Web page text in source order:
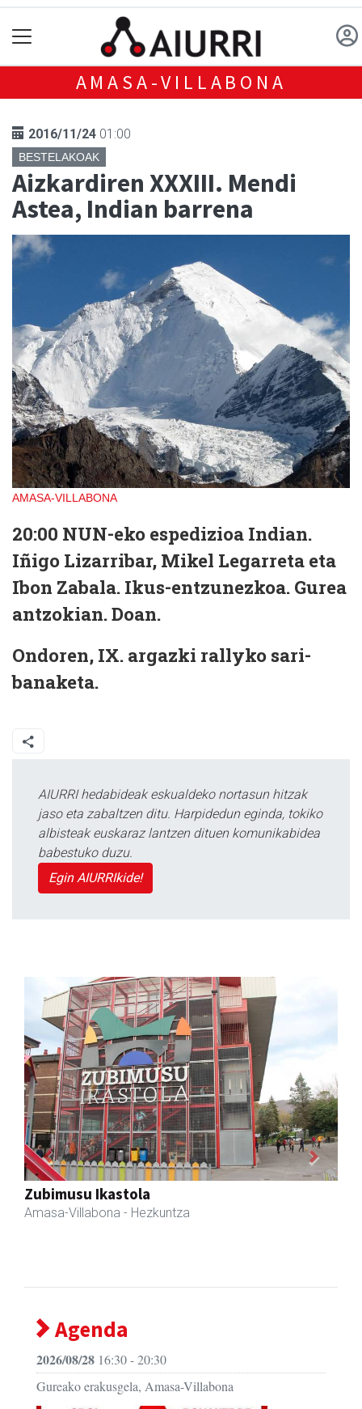
AMASA-VILLABONA
2016/11/24 01:00
BESTELAKOAK
Aizkardiren XXXIII. Mendi
Astea, Indian barrena
AMASA-VILLABONA
20:00 NUN-eko espedizioa Indian.
Iñigo Lizarribar, Mikel Legarreta eta
Ibon Zabala. Ikus-entzunezkoa. Gurea
antzokian. Doan.
Ondoren, IX. argazki rallyko sari-
banaketa.
AIURRI hedabideak eskualdeko nortasun hitzak
jaso eta zabaltzen ditu. Harpidedun eginda, tokiko
albisteak euskaraz lantzen dituen komunikabidea
babestuko duzu.
Egin AIURRIkide!
Akam espazioa
Amasa-Villabona - Arropa-dendak
Previous Next
Agenda
2026/08/28 16:30 - 20:30
Gureako erakusgela, Amasa-Villabona